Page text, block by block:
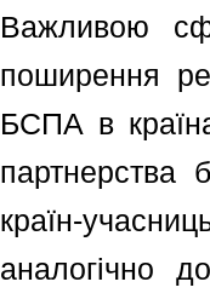
Важливою
поширення
БСПА в
партнерства
країн-
аналогічно